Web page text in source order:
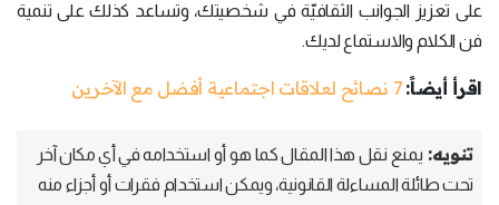
على تعزيز الجوانب الثقافيّة في شخصيتك، وتساعد كذلك على تنمية
فن الكلام والاستماع لديك.
اقرأ أيضاً: 7 نصائح لعلاقات اجتماعية أفضل مع الآخرين
تنويه: يمنع نقل هذا المقال كما هو أو استخدامه في أي مكان آخر
تحت طائلة المساءلة القانونية، ويمكن استخدام فقرات أو أجزاء منه